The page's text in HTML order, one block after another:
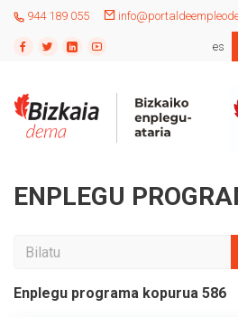
944 189 055
es
ENPLEGU
Enplegu programa kopurua 586